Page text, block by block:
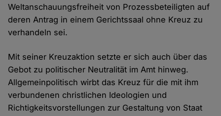
Weltanschauungsfreiheit von Prozessbeteiligten auf
deren Antrag in einem Gerichtssaal ohne Kreuz zu
verhandeln sei.
Mit seiner Kreuzaktion setzte er sich auch über das
Gebot zu politischer Neutralität im Amt hinweg.
Allgemeinpolitisch wirbt das Kreuz für die mit ihm
verbundenen christlichen Ideologien und
Richtigkeitsvorstellungen zur Gestaltung von Staat